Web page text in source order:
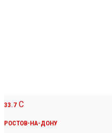
33.7 C
РОСТОВ-НА-ДОНУ